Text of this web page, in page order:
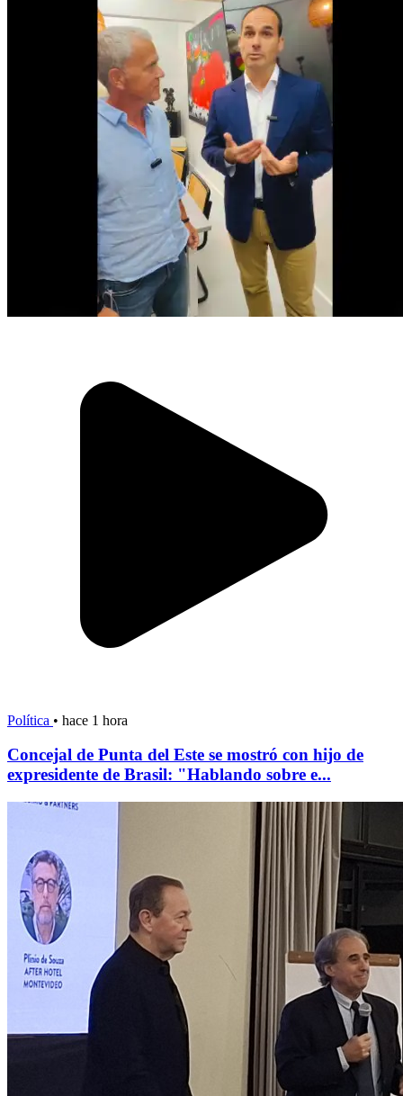
Política • hace 1 hora
Concejal de Punta del Este se mostró con hijo de
expresidente de Brasil: "Hablando sobre e...